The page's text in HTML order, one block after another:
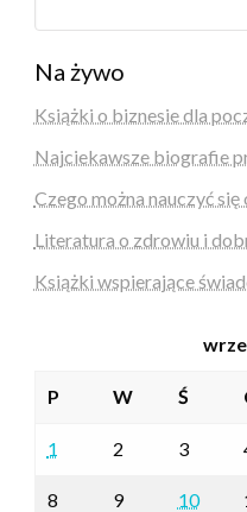
Na żywo
Książki o biznesie dla
Najciekawsze biografie
Czego można nauczyć
Literatura o zdrowiu i
Książki wspierające
P W Ś
1 2 3
8 9 10